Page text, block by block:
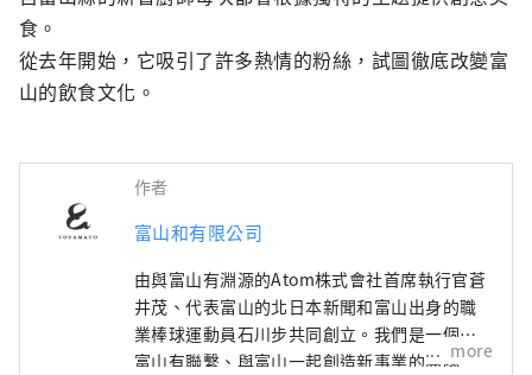
食。
從去年開始，它吸引了許多熱情的粉絲，試圖徹底改變富
山的飲食文化。
作者
富山和有限公司
由與富山有淵源的Atom株式會社首席執行官蒼
井茂、代表富山的北日本新聞和富山出身的職
業棒球運動員石川步共同創立。我們是一個與
富山有聯繫、與富山一起創造新事業的團隊。
more